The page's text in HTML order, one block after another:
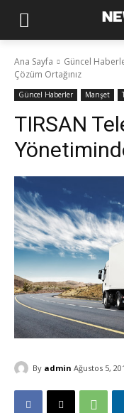
Ana Sayfa Güncel
Çözüm Ortağınız
Güncel Haberler Manşet
TIRSAN
By admin Ağustos 5,